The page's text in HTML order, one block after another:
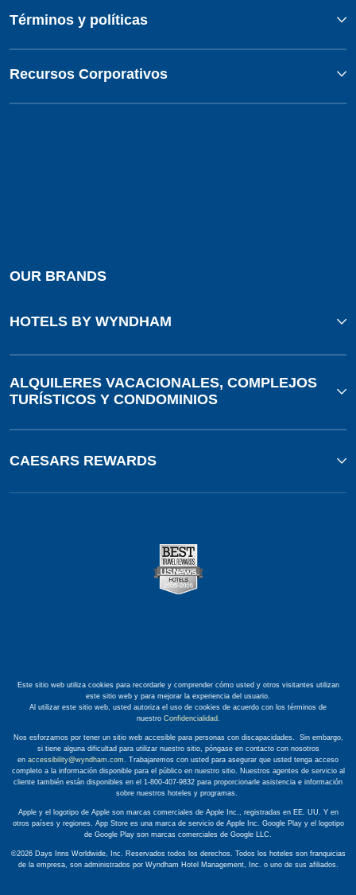
Términos y políticas
Recursos Corporativos
OUR BRANDS
HOTELS BY WYNDHAM
ALQUILERES VACACIONALES, COMPLEJOS
TURÍSTICOS Y CONDOMINIOS
CAESARS REWARDS
Este sitio web utiliza cookies para recordarle y comprender cómo usted y otros visitantes utilizan
este sitio web y para mejorar la experiencia del usuario.
Al utilizar este sitio web, usted autoriza el uso de cookies de acuerdo con los términos de
nuestro Confidencialidad.
Nos esforzamos por tener un sitio web accesible para personas con discapacidades. Sin embargo,
si tiene alguna dificultad para utilizar nuestro sitio, póngase en contacto con nosotros
en accessibility@wyndham.com. Trabajaremos con usted para asegurar que usted tenga acceso
completo a la información disponible para el público en nuestro sitio. Nuestros agentes de servicio al
cliente también están disponibles en el 1-800-407-9832 para proporcionarle asistencia e información
sobre nuestros hoteles y programas.
Apple y el logotipo de Apple son marcas comerciales de Apple Inc., registradas en EE. UU. Y en
otros países y regiones. App Store es una marca de servicio de Apple Inc. Google Play y el logotipo
de Google Play son marcas comerciales de Google LLC.
©2026 Days Inns Worldwide, Inc. Reservados todos los derechos. Todos los hoteles son franquicias
de la empresa, son administrados por Wyndham Hotel Management, Inc. o uno de sus afiliados.